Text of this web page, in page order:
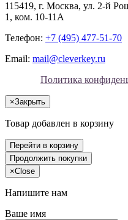
115419, г. Москва, ул. 2-й
1, ком. 10-11А
Телефон: +7 (495) 477-51-70
Email: mail@cleverkey.ru
Политика
×Закрыть
Товар добавлен в корзину
Перейти в корзину
Продолжить покупки
×Close
Напишите нам
Ваше имя